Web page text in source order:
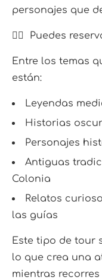
personajes que
👉🏼 Puedes
Entre los temas
están:
Leyendas
Historias
Personajes
Antiguas
Colonia
Relatos
las guías
Este tipo de tour
lo que crea una
mientras